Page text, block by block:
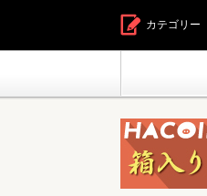
カテゴリー